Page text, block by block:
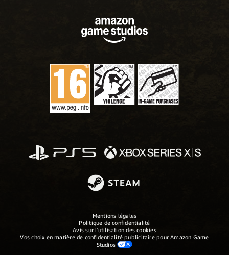
Mentions légales
Politique de confidentialité
Avis sur l'utilisation des cookies
Vos choix en matière de confidentialité publicitaire pour Amazon Game
Studios